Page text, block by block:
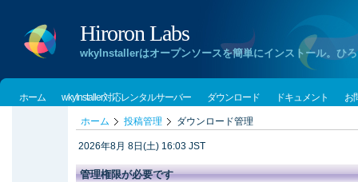
Hiroron Labs
wkyInstallerはオープンソースを簡単にインストール。ひ
ホーム wkyInstaller対応レンタルサーバー ダウンロード ドキュメント お
ホーム 投稿管理 ダウンロード管理
2026年8月 8日(土) 16:03 JST
管理権限が必要です